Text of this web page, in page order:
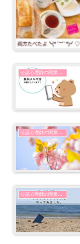
公認心理師の開業とSNSの使い方
公認心理師の開業とSNSの使い方
公認心理師の開業とSNSの使い方